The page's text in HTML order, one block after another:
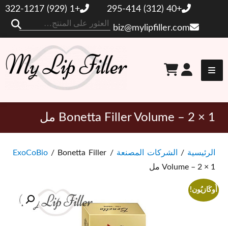
+40 (312) 295-414
+1 (929) 322-1217
biz@mylipfiller.com
حشو الشفاه الخاص بي
Bonetta Filler Volume – 2 × 1 مل
الرئيسية / الشركات المصنعة /
ExoCoBio / Bonetta Filler
Volume – 2 × 1 مل
أُوكَازيُون!